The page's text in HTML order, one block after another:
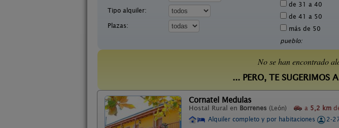
Tipo alquiler:
Plazas:
de 31 a 40
de 41 a 50
más de 50
pueblo:
No se han encontrado
... PERO, TE SUGERIMOS
Cornatel Medulas
Hostal Rural en Borrenes (León) a 5,2 km
Alquiler completo y por habitaciones
2-